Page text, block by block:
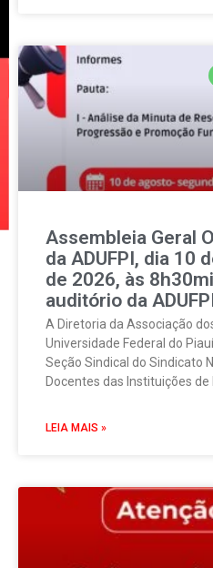
Assembleia Geral
da ADUFPI, dia 10
de 2026, às
auditório da
A Diretoria da Associação
Universidade Federal do
Seção Sindical do Sindicato
Docentes das Instituições de
LEIA MAIS »